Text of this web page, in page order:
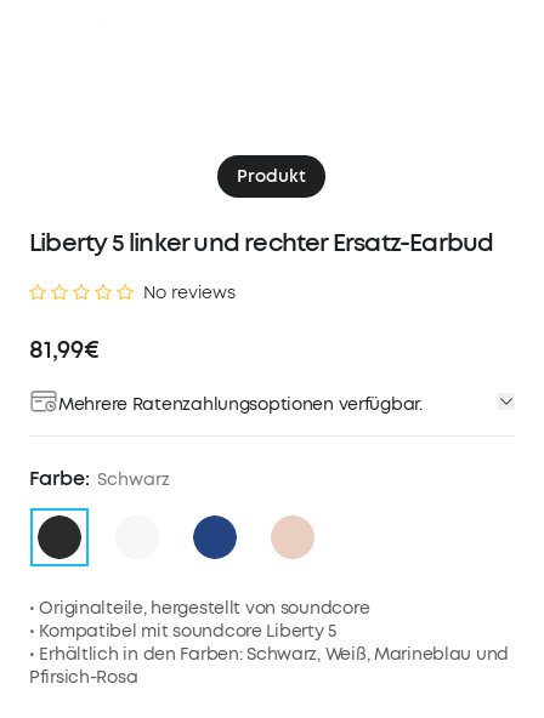
Produkt
Liberty 5 linker und rechter Ersatz-Earbud
No reviews
81,99€
Mehrere Ratenzahlungsoptionen verfügbar.
Farbe: Schwarz
• Originalteile, hergestellt von soundcore
• Kompatibel mit soundcore Liberty 5
• Erhältlich in den Farben: Schwarz, Weiß, Marineblau und
Pfirsich-Rosa